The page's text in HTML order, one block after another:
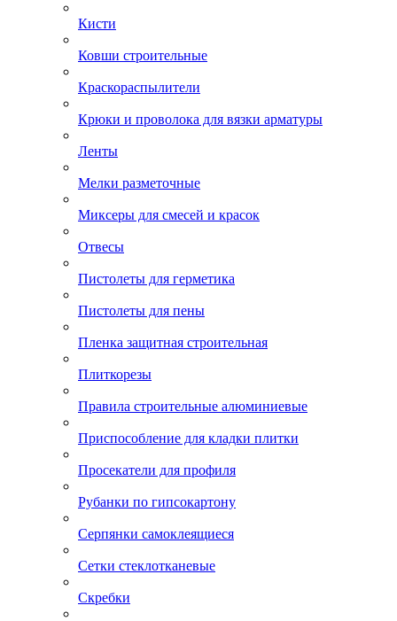
Кисти
Ковши строительные
Краскораспылители
Крюки и проволока для вязки арматуры
Ленты
Мелки разметочные
Миксеры для смесей и красок
Отвесы
Пистолеты для герметика
Пистолеты для пены
Пленка защитная строительная
Плиткорезы
Правила строительные алюминиевые
Приспособление для кладки плитки
Просекатели для профиля
Рубанки по гипсокартону
Серпянки самоклеящиеся
Сетки стеклотканевые
Скребки